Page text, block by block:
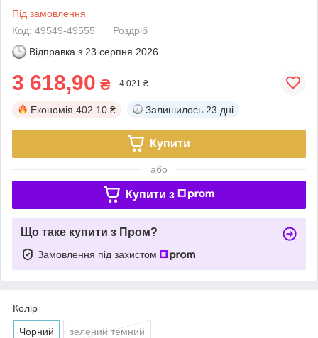
Під замовлення
Код: 49549-49555
Роздріб
Відправка з 23 серпня 2026
3 618,90 ₴ 4 021 ₴
Економія 402.10 ₴ Залишилось 23 дні
Купити
або
Купити з
Що таке купити з Пром?
Замовлення під захистом
Колір
Чорний зелений темний